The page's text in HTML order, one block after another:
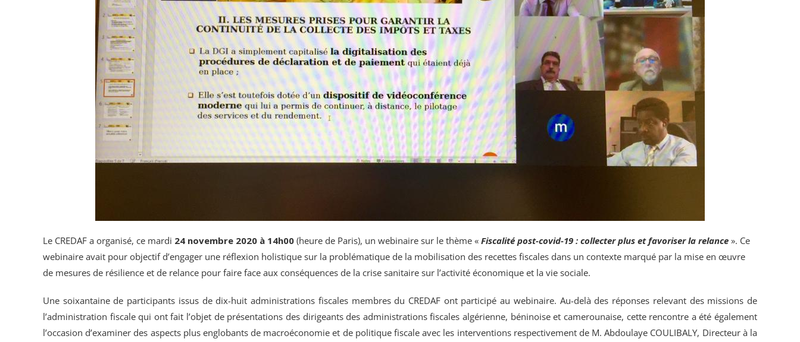
Le CREDAF a organisé, ce mardi 24 novembre 2020 à 14h00 (heure de Paris), un webinaire sur le thème « Fiscalité post-covid-19 : collecter plus et favoriser la relance ». Ce
webinaire avait pour objectif d’engager une réflexion holistique sur la problématique de la mobilisation des recettes fiscales dans un contexte marqué par la mise en œuvre
de mesures de résilience et de relance pour faire face aux conséquences de la crise sanitaire sur l’activité économique et la vie sociale.
Une soixantaine de participants issus de dix-huit administrations fiscales membres du CREDAF ont participé au webinaire. Au-delà des réponses relevant des missions de
l’administration fiscale qui ont fait l’objet de présentations des dirigeants des administrations fiscales algérienne, béninoise et camerounaise, cette rencontre a été également
l’occasion d’examiner des aspects plus englobants de macroéconomie et de politique fiscale avec les interventions respectivement de M. Abdoulaye COULIBALY, Directeur à la